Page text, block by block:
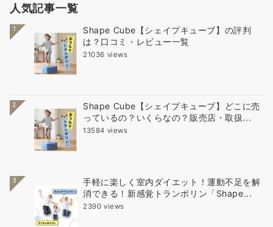
人気記事一覧
1
Shape Cube【シェイプキューブ】の評判
は？口コミ・レビュー一覧
21036 views
2
Shape Cube【シェイプキューブ】どこに売
っているの？いくらなの？販売店・取扱...
13584 views
3
手軽に楽しく室内ダイエット！運動不足を解
消できる！新感覚トランポリン「Shape...
2390 views